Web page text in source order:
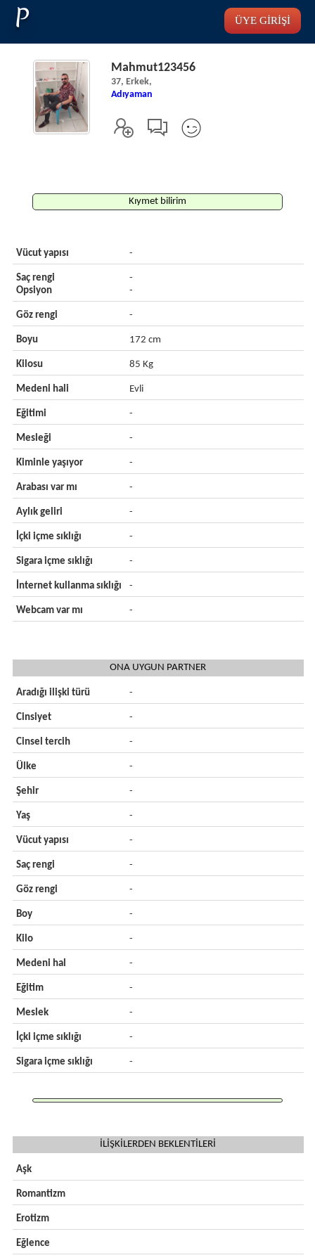
P ÜYE GİRİŞİ
Mahmut123456
37, Erkek,
Adıyaman
Kıymet bilirim
Vücut yapısı -
Saç rengi
Opsiyon
-
-
Göz rengi -
Boyu 172 cm
Kilosu 85 Kg
Medeni hali Evli
Eğitimi -
Mesleği -
Kiminle yaşıyor -
Arabası var mı -
Aylık geliri -
İçki içme sıklığı -
Sigara içme sıklığı -
İnternet kullanma sıklığı -
Webcam var mı -
ONA UYGUN PARTNER
Aradığı ilişki türü -
Cinsiyet -
Cinsel tercih -
Ülke -
Şehir -
Yaş -
Vücut yapısı -
Saç rengi -
Göz rengi -
Boy -
Kilo -
Medeni hal -
Eğitim -
Meslek -
İçki içme sıklığı -
Sigara içme sıklığı -
İLİŞKİLERDEN BEKLENTİLERİ
Aşk
Romantizm
Erotizm
Eğlence